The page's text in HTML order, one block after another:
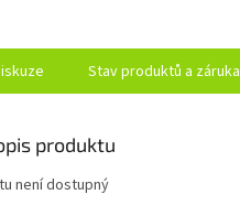
Stav produktů a záruka
produktu
není dostupný